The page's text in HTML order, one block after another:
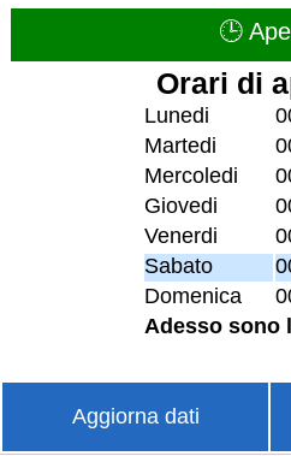
🕒
Orari di
Lunedi
Martedi
Mercoledi
Giovedi
Venerdi
Sabato
Domenica
Adesso sono
Aggiorna dati